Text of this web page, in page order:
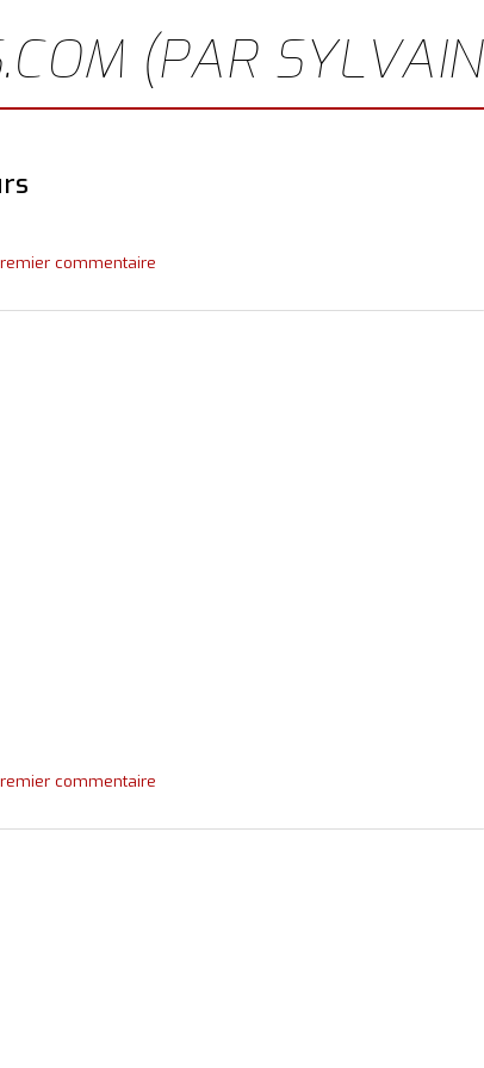
(PAR SYLVAIN
commentaire
commentaire